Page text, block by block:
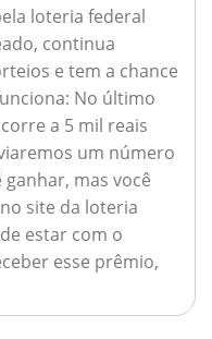
loteria federal
continua
e tem a chance
No último
a 5 mil reais
um número
mas você
site da loteria
estar com o
esse prêmio,